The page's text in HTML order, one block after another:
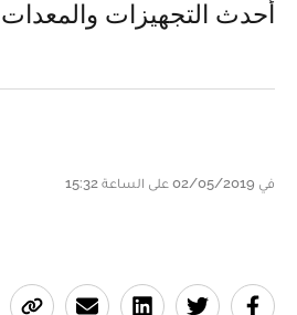
أحدث التجهيزات والمعدات
في 02/05/2019 على الساعة 15:32